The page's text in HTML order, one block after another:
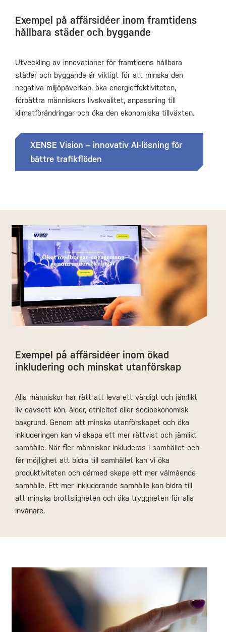
Exempel på affärsidéer inom framtidens
hållbara städer och byggande
Utveckling av innovationer för framtidens hållbara
städer och byggande är viktigt för att minska den
negativa miljöpåverkan, öka energieffektiviteten,
förbättra människors livskvalitet, anpassning till
klimatförändringar och öka den ekonomiska tillväxten.
XENSE Vision – innovativ AI-lösning för
bättre trafikflöden
Exempel på affärsidéer inom ökad
inkludering och minskat utanförskap
Alla människor har rätt att leva ett värdigt och jämlikt
liv oavsett kön, ålder, etnicitet eller socioekonomisk
bakgrund. Genom att minska utanförskapet och öka
inkluderingen kan vi skapa ett mer rättvist och jämlikt
samhälle. När fler människor inkluderas i samhället och
får möjlighet att bidra till samhället kan vi öka
produktiviteten och därmed skapa ett mer välmående
samhälle. Ett mer inkluderande samhälle kan bidra till
att minska brottsligheten och öka tryggheten för alla
invånare.